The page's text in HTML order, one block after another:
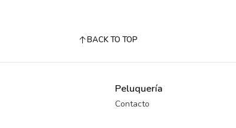
BACK TO TOP
Peluquería
Contacto